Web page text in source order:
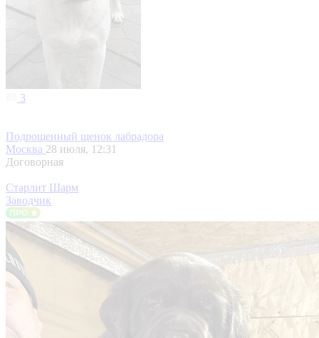
3
Подрощенный щенок лабрадора
Москва 28 июля, 12:31
Договорная
Старлит Шарм
Заводчик